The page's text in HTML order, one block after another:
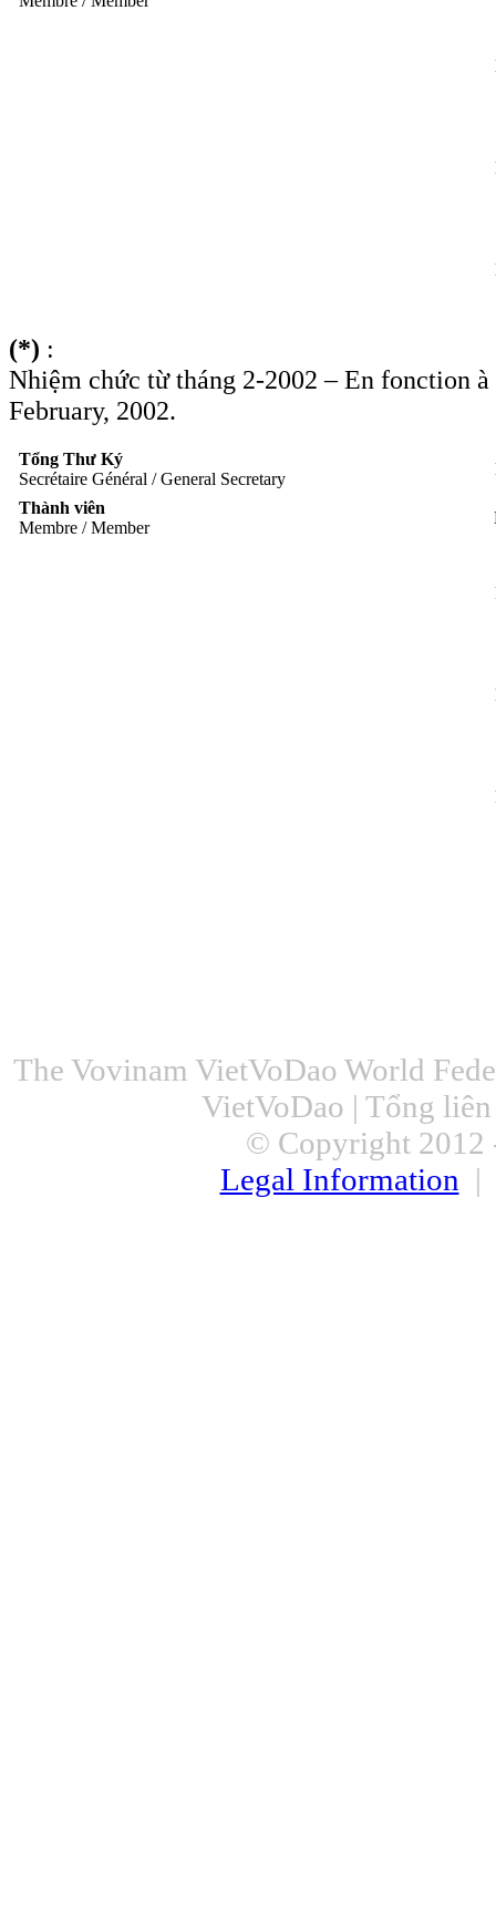
(*) :
Nhiệm chức từ tháng 2-2002 – En fonction
February, 2002.
Tổng Thư Ký
Secrétaire Général / General Secretary
Thành viên
Membre / Member
The Vovinam VietVoDao World
VietVoDao | Tổng
© Copyright 2012
Legal Information